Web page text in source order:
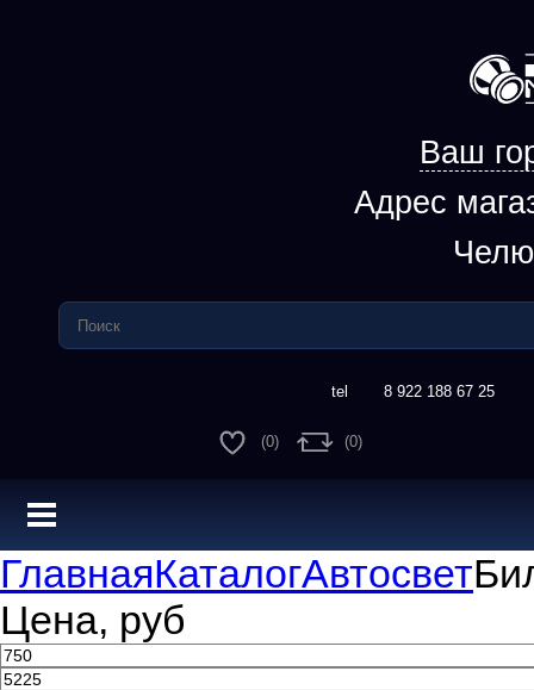
Ваш
Адрес
8 922 188 67 25
(0) (0)
ГлавнаяКаталогАвтосвет
Цена, руб